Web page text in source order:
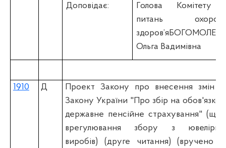
Доповідає:
Голова Комітету
питань
здоров’я
Ольга Вадимівна
1910 Д
Проект Закону про внесення змін
Закону України "Про збір на
державне пенсійне страхування"
врегулювання збору з
виробів) (друге читання) (вручено